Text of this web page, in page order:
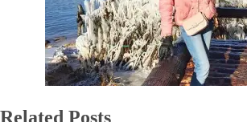
Related Posts